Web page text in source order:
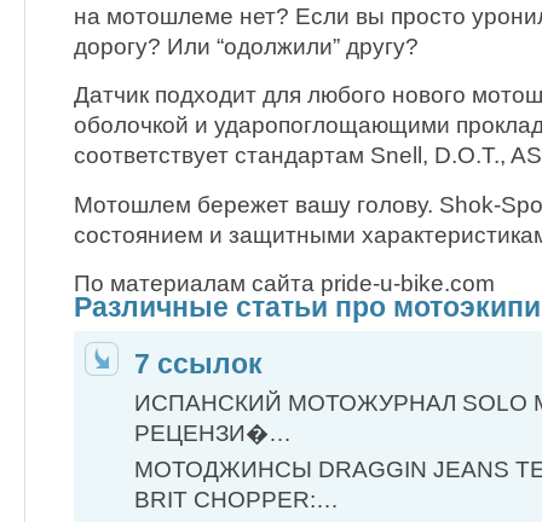
на мотошлеме нет? Если вы просто
дорогу? Или “одолжили” другу?
Датчик подходит для любого нового
оболочкой и ударопоглощающими
соответствует стандартам Snell, D.O.T.,
Мотошлем бережет вашу голову. Shok-
состоянием и защитными
По материалам сайта pride-u-bike.com
Различные статьи про
7 ссылок
ИСПАНСКИЙ МОТОЖУРНАЛ SOLO
РЕЦЕНЗИ�…
МОТОДЖИНСЫ DRAGGIN JEANS
BRIT CHOPPER:…